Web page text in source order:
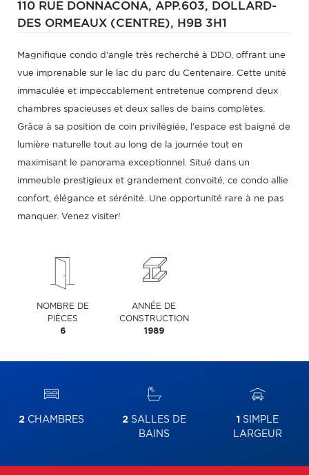
110 RUE DONNACONA, APP.603, DOLLARD-
DES ORMEAUX (CENTRE), H9B 3H1
Magnifique condo d'angle très recherché à DDO, offrant une
vue imprenable sur le lac du parc du Centenaire. Cette unité
immaculée et impeccablement entretenue comprend deux
chambres spacieuses et deux salles de bains complètes.
Grâce à sa position de coin privilégiée, l'espace est baigné de
lumière naturelle tout au long de la journée tout en
maximisant le panorama exceptionnel. Situé dans un
immeuble prestigieux et grandement convoité, ce condo allie
confort, élégance et sérénité. Une opportunité rare à ne pas
manquer. Venez visiter!
NOMBRE DE
PIÈCES
6
ANNÉE DE
CONSTRUCTION
1989
2 CHAMBRES 2 SALLES DE
BAINS
1 SIMPLE
LARGEUR